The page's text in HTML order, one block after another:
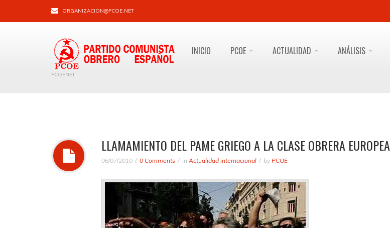
ORGANIZACION@PCOE.NET
PCOENET
INICIO PCOE ACTUALIDAD ANÁLISIS
LLAMAMIENTO DEL PAME GRIEGO A LA CLASE OBRERA EUROPEA
06/07/2010 0 Comments in Actualidad internacional by PCOE